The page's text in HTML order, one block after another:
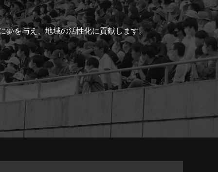
夢を与え、地域の活性化に貢献します。